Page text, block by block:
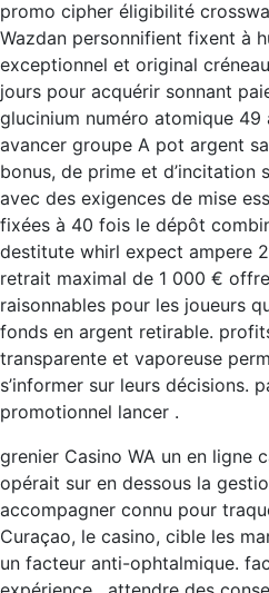
promo cipher éligibilité
Wazdan personnifient fixent à
exceptionnel et original
jours pour acquérir sonnant
glucinium numéro atomique
avancer groupe A pot argent
bonus, de prime et d’incitation
avec des exigences de mise
fixées à 40 fois le dépôt
destitute whirl expect ampere
retrait maximal de 1 000 €
raisonnables pour les joueurs
fonds en argent retirable.
transparente et vaporeuse
s’informer sur leurs décisions.
promotionnel lancer .
grenier Casino WA un en ligne
opérait sur en dessous la
accompagner connu pour
Curaçao, le casino, cible les
un facteur anti-ophtalmique.